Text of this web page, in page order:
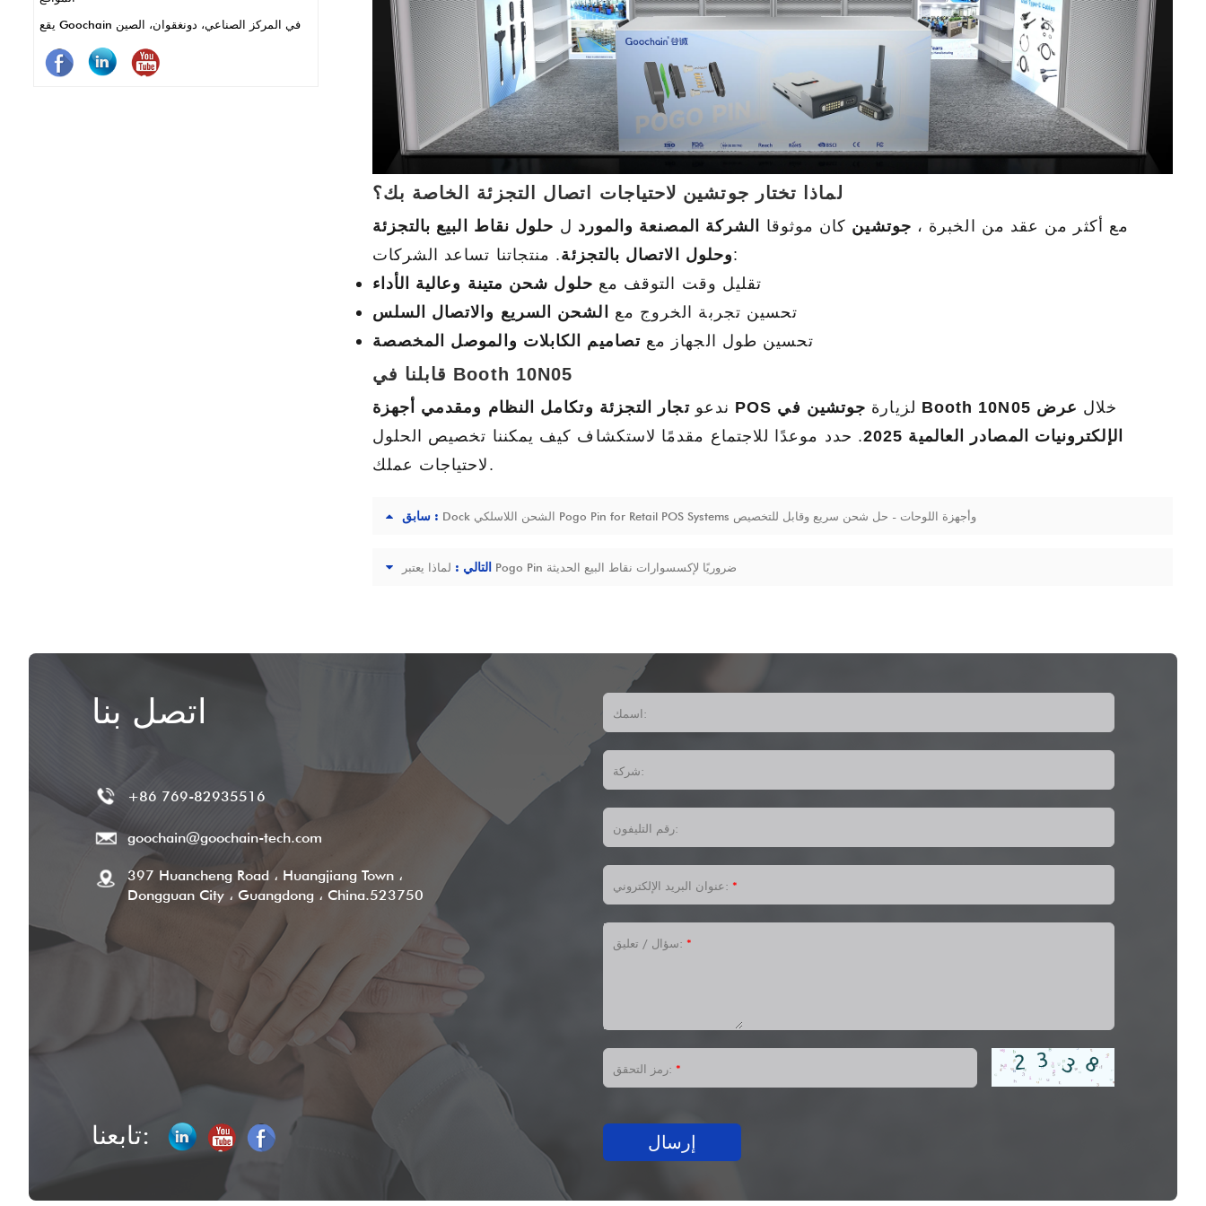
باختصار ، تجعل دبابيس POGO أنظمة نقاط البيع
يقع Goochain في المركز الصناعي، دونغقوان، الصين
لماذا تختار جوتشين لاحتياجات اتصال التجزئة الخاصة بك؟
مع أكثر من عقد من الخبرة ، جوتشين كان موثوقا الشركة المصنعة والمورد ل حلول نقاط البيع بالتجزئة
وحلول الاتصال بالتجزئة. منتجاتنا تساعد الشركات:
تقليل وقت التوقف مع حلول شحن متينة وعالية الأداء
تحسين تجربة الخروج مع
الشحن السريع والاتصال السلس
تحسين طول الجهاز معتصاميم الكابلات والموصل المخصصة
قابلنا في Booth 10N05
ندعو تجار التجزئة وتكامل النظام ومقدمي أجهزة POS لزيارة جوتشين في Booth 10N05 خلال عرض
الإلكترونيات المصادر العالمية 2025
. حدد موعدًا للاجتماع مقدمًا لاستكشاف كيف يمكننا تخصيص الحلول
لاحتياجات عملك.
سابق : Dock الشحن اللاسلكي Pogo Pin for Retail POS Systems وأجهزة اللوحات - حل شحن سريع وقابل للتخصيص
التالي : لماذا يعتبر Pogo Pin ضروريًا لإكسسوارات نقاط البيع الحديثة
اتصل بنا
+86 769-82935516
goochain@goochain-tech.com
397 Huancheng Road ، Huangjiang Town ،
Dongguan City ، Guangdong ، China.523750
تابعنا:
اسمك:
شركة:
رقم التليفون:
عنوان البريد الإلكتروني: *
سؤال / تعليق: *
رمز التحقق: *
إرسال